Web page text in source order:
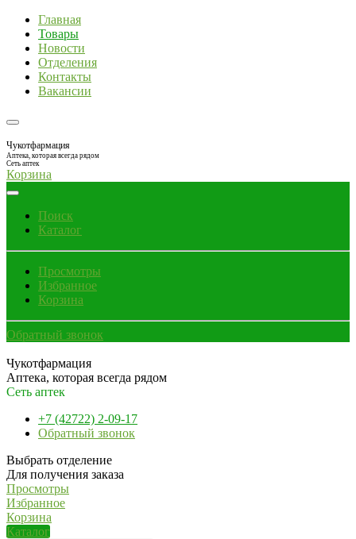
Главная
Товары
Новости
Отделения
Контакты
Вакансии
Чукотфармация
Аптека, которая всегда рядом
Сеть аптек
Корзина
Поиск
Каталог
Просмотры
Избранное
Корзина
Обратный звонок
Чукотфармация
Аптека, которая всегда рядом
Сеть аптек
+7 (42722) 2-09-17
Обратный звонок
Выбрать отделение
Для получения заказа
Просмотры
Избранное
Корзина
Каталог